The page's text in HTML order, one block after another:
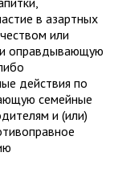
в азартных
или
оправдывающую
действия по
семейные
и (или)